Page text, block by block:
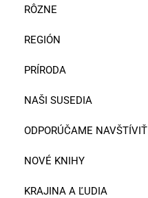
RÔZNE
REGIÓN
PRÍRODA
NAŠI SUSEDIA
ODPORÚČAME NAVŠTÍVIŤ
NOVÉ KNIHY
KRAJINA A ĽUDIA